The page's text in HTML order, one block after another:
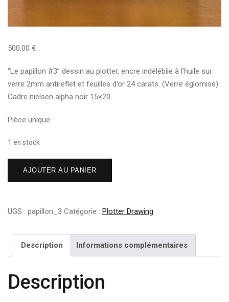
500,00 €
“Le papillon #3” dessin au plotter, encre indélébile à l’huile sur
verre 2mm antireflet et feuilles d’or 24 carats. (Verre églomisé)
Cadre nielsen alpha noir 15×20.
Pièce unique.
1 en stock
papillon
AJOUTER AU PANIER
UGS : papillon_3 Catégorie : Plotter Drawing
Description Informations complémentaires
Description